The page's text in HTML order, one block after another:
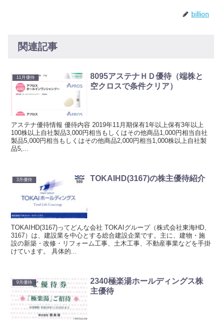
billion
関連記事
11月優待
8095アステナＨＤ優待（端株と
空クロスで条件クリア）
アステナ優待情報 優待内容 2019年11月期保有1年以上保有3年以上
100株以上自社製品3,000円相当もしくはその他商品1,000円相当自社
製品5,000円相当もしくはその他商品2,000円相当1,000株以上自社製
品5,...
3月優待 TOKAIHD(3167)の株主優待紹介
TOKAIHD(3167)ってどんな会社 TOKAIグループ（株式会社東海HD、
3167）は、建設業を中心とする総合建設企業です。主に、建物・施
設の新築・改修・リフォーム工事、土木工事、不動産事業などを手掛
けています。 具体的...
9月優待
2340極楽湯ホールディングス株
主優待